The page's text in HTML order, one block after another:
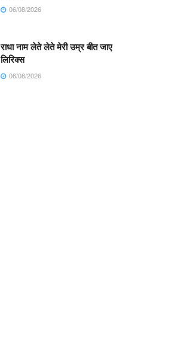
06/08/2026
राधा नाम लेते लेते मेरी उम्र बीत जाए
लिरिक्स
06/08/2026